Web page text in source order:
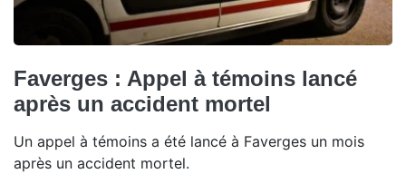
Faverges : Appel à témoins lancé
après un accident mortel
Un appel à témoins a été lancé à Faverges un mois
après un accident mortel.